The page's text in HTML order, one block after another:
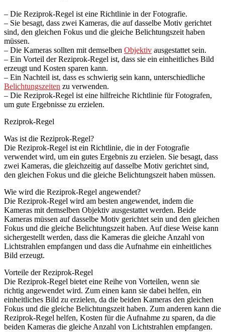
– Die Reziprok-Regel ist eine Richtlinie in der Fotografie.
– Sie besagt, dass zwei Kameras, die auf dasselbe Motiv gerichtet
sind, den gleichen Fokus und die gleiche Belichtungszeit haben
müssen.
– Die Kameras sollten mit demselben Objektiv ausgestattet sein.
– Ein Vorteil der Reziprok-Regel ist, dass sie ein einheitliches Bild
erzeugt und Kosten sparen kann.
– Ein Nachteil ist, dass es schwierig sein kann, unterschiedliche
Belichtungszeiten zu verwenden.
– Die Reziprok-Regel ist eine hilfreiche Richtlinie für Fotografen,
um gute Ergebnisse zu erzielen.
Reziprok-Regel
Was ist die Reziprok-Regel?
Die Reziprok-Regel ist ein Richtlinie, die in der Fotografie
verwendet wird, um ein gutes Ergebnis zu erzielen. Sie besagt, dass
zwei Kameras, die gleichzeitig auf dasselbe Motiv gerichtet sind,
den gleichen Fokus und die gleiche Belichtungszeit haben müssen.
Wie wird die Reziprok-Regel angewendet?
Die Reziprok-Regel wird am besten angewendet, indem die
Kameras mit demselben Objektiv ausgestattet werden. Beide
Kameras müssen auf dasselbe Motiv gerichtet sein und den gleichen
Fokus und die gleiche Belichtungszeit haben. Auf diese Weise kann
sichergestellt werden, dass die Kameras die gleiche Anzahl von
Lichtstrahlen empfangen und dass die Aufnahme ein einheitliches
Bild erzeugt.
Vorteile der Reziprok-Regel
Die Reziprok-Regel bietet eine Reihe von Vorteilen, wenn sie
richtig angewendet wird. Zum einen kann sie dabei helfen, ein
einheitliches Bild zu erzielen, da die beiden Kameras den gleichen
Fokus und die gleiche Belichtungszeit haben. Zum anderen kann die
Reziprok-Regel helfen, Kosten für die Aufnahme zu sparen, da die
beiden Kameras die gleiche Anzahl von Lichtstrahlen empfangen.